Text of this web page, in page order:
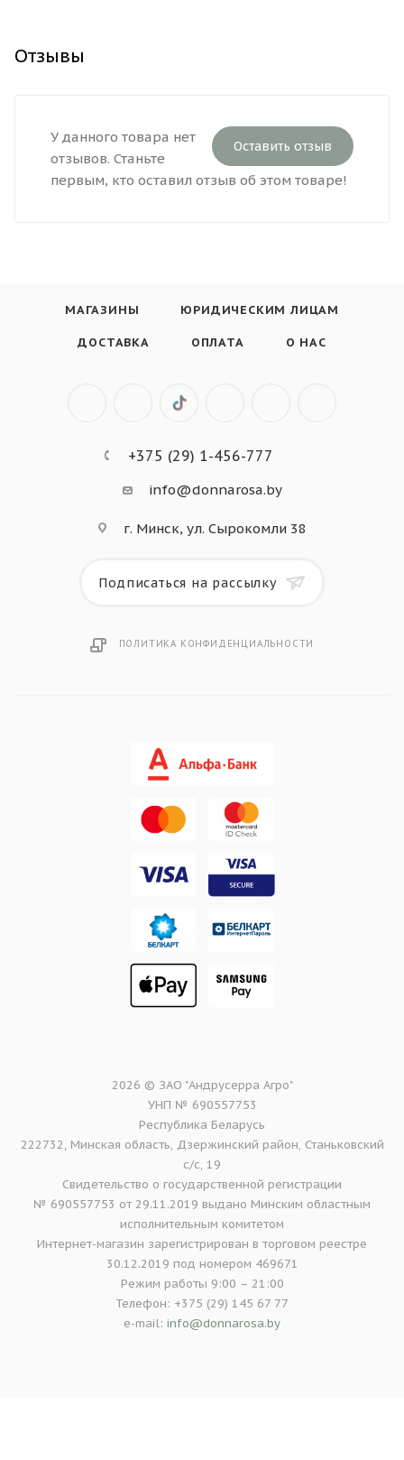
Отзывы
Оставить отзыв
У данного товара нет
отзывов. Станьте
первым, кто оставил отзыв об этом товаре!
МАГАЗИНЫ ЮРИДИЧЕСКИМ ЛИЦАМ
ДОСТАВКА ОПЛАТА О НАС
+375 (29) 1-456-777
info@donnarosa.by
г. Минск, ул. Сырокомли 38
Подписаться на рассылку
ПОЛИТИКА КОНФИДЕНЦИАЛЬНОСТИ
2026 © ЗАО "Андрусерра Агро"
УНП № 690557753
Республика Беларусь
222732, Минская область, Дзержинский район, Станьковский
с/с, 19
Свидетельство о государственной регистрации
№ 690557753 от 29.11.2019 выдано Минским областным
исполнительным комитетом
Интернет-магазин зарегистрирован в торговом реестре
30.12.2019 под номером 469671
Режим работы 9:00 – 21:00
Телефон: +375 (29) 145 67 77
e-mail: info@donnarosa.by